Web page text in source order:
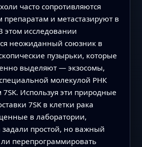
часто сопротивляются
и метастазируют в
этом исследовании
неожиданный союзник в
пузырьки, которые
выделяют — экзосомы,
молекулой РНК
Используя эти природные
7SK в клетки рака
в лаборатории,
задали простой, но важный
перепрограммировать